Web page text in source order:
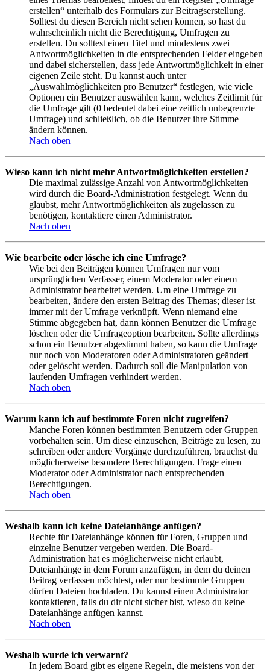
erstellen“ unterhalb des Formulars zur Beitragserstellung.
Solltest du diesen Bereich nicht sehen können, so hast du
wahrscheinlich nicht die Berechtigung, Umfragen zu
erstellen. Du solltest einen Titel und mindestens zwei
Antwortmöglichkeiten in die entsprechenden Felder eingeben
und dabei sicherstellen, dass jede Antwortmöglichkeit in einer
eigenen Zeile steht. Du kannst auch unter
„Auswahlmöglichkeiten pro Benutzer“ festlegen, wie viele
Optionen ein Benutzer auswählen kann, welches Zeitlimit für
die Umfrage gilt (0 bedeutet dabei eine zeitlich unbegrenzte
Umfrage) und schließlich, ob die Benutzer ihre Stimme
ändern können.
Nach oben
Wieso kann ich nicht mehr Antwortmöglichkeiten erstellen?
Die maximal zulässige Anzahl von Antwortmöglichkeiten
wird durch die Board-Administration festgelegt. Wenn du
glaubst, mehr Antwortmöglichkeiten als zugelassen zu
benötigen, kontaktiere einen Administrator.
Nach oben
Wie bearbeite oder lösche ich eine Umfrage?
Wie bei den Beiträgen können Umfragen nur vom
ursprünglichen Verfasser, einem Moderator oder einem
Administrator bearbeitet werden. Um eine Umfrage zu
bearbeiten, ändere den ersten Beitrag des Themas; dieser ist
immer mit der Umfrage verknüpft. Wenn niemand eine
Stimme abgegeben hat, dann können Benutzer die Umfrage
löschen oder die Umfrageoption bearbeiten. Sollte allerdings
schon ein Benutzer abgestimmt haben, so kann die Umfrage
nur noch von Moderatoren oder Administratoren geändert
oder gelöscht werden. Dadurch soll die Manipulation von
laufenden Umfragen verhindert werden.
Nach oben
Warum kann ich auf bestimmte Foren nicht zugreifen?
Manche Foren können bestimmten Benutzern oder Gruppen
vorbehalten sein. Um diese einzusehen, Beiträge zu lesen, zu
schreiben oder andere Vorgänge durchzuführen, brauchst du
möglicherweise besondere Berechtigungen. Frage einen
Moderator oder Administrator nach entsprechenden
Berechtigungen.
Nach oben
Weshalb kann ich keine Dateianhänge anfügen?
Rechte für Dateianhänge können für Foren, Gruppen und
einzelne Benutzer vergeben werden. Die Board-
Administration hat es möglicherweise nicht erlaubt,
Dateianhänge in dem Forum anzufügen, in dem du deinen
Beitrag verfassen möchtest, oder nur bestimmte Gruppen
dürfen Dateien hochladen. Du kannst einen Administrator
kontaktieren, falls du dir nicht sicher bist, wieso du keine
Dateianhänge anfügen kannst.
Nach oben
Weshalb wurde ich verwarnt?
In jedem Board gibt es eigene Regeln, die meistens von der